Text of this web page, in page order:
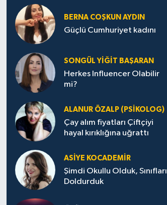
BERNA COŞKUN AYDIN
Güçlü Cumhuriyet kadını
SONGÜL YIĞIT BAŞARAN
Herkes Influencer Olabilir
mi?
ALANUR ÖZALP (PSIKOLOG)
Çay alım fiyatları Çiftçiyi
hayal kırıklığına uğrattı
ASIYE KOCADEMİR
Şimdi Okullu Olduk, Sınıfları
Doldurduk